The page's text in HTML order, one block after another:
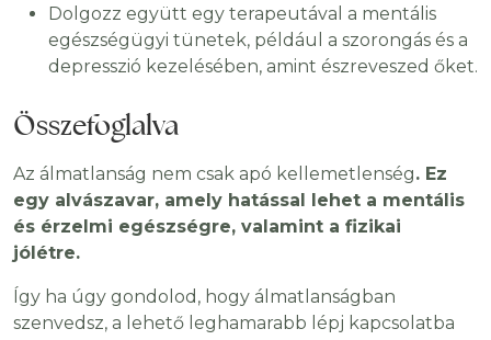
Dolgozz együtt egy terapeutával a mentális
egészségügyi tünetek, például a szorongás és a
depresszió kezelésében, amint észreveszed őket.
Összefoglalva
Az álmatlanság nem csak apó kellemetlenség. Ez
egy alvászavar, amely hatással lehet a mentális
és érzelmi egészségre, valamint a fizikai
jólétre.
Így ha úgy gondolod, hogy álmatlanságban
szenvedsz, a lehető leghamarabb lépj kapcsolatba